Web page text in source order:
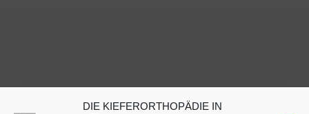
DIE KIEFERORTHOPÄDIE IN